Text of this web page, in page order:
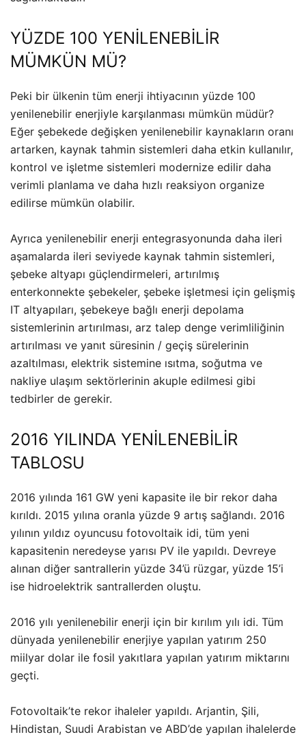
YÜZDE 100 YENİLENEBİLİR
MÜMKÜN MÜ?
Peki bir ülkenin tüm enerji ihtiyacının yüzde 100
yenilenebilir enerjiyle karşılanması mümkün müdür?
Eğer şebekede değişken yenilenebilir kaynakların oranı
artarken, kaynak tahmin sistemleri daha etkin kullanılır,
kontrol ve işletme sistemleri modernize edilir daha
verimli planlama ve daha hızlı reaksiyon organize
edilirse mümkün olabilir.
Ayrıca yenilenebilir enerji entegrasyonunda daha ileri
aşamalarda ileri seviyede kaynak tahmin sistemleri,
şebeke altyapı güçlendirmeleri, artırılmış
enterkonnekte şebekeler, şebeke işletmesi için gelişmiş
IT altyapıları, şebekeye bağlı enerji depolama
sistemlerinin artırılması, arz talep denge verimliliğinin
artırılması ve yanıt süresinin / geçiş sürelerinin
azaltılması, elektrik sistemine ısıtma, soğutma ve
nakliye ulaşım sektörlerinin akuple edilmesi gibi
tedbirler de gerekir.
2016 YILINDA YENİLENEBİLİR
TABLOSU
2016 yılında 161 GW yeni kapasite ile bir rekor daha
kırıldı. 2015 yılına oranla yüzde 9 artış sağlandı. 2016
yılının yıldız oyuncusu fotovoltaik idi, tüm yeni
kapasitenin neredeyse yarısı PV ile yapıldı. Devreye
alınan diğer santrallerin yüzde 34’ü rüzgar, yüzde 15’i
ise hidroelektrik santrallerden oluştu.
2016 yılı yenilenebilir enerji için bir kırılım yılı idi. Tüm
dünyada yenilenebilir enerjiye yapılan yatırım 250
miilyar dolar ile fosil yakıtlara yapılan yatırım miktarını
geçti.
Fotovoltaik’te rekor ihaleler yapıldı. Arjantin, Şili,
Hindistan, Suudi Arabistan ve ABD’de yapılan ihalelerde